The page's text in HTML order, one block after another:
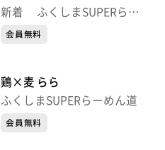
新着 ふくしまSUPERらー
めん道
会員無料
鶏×麦 らら
ふくしまSUPERらーめん道
会員無料